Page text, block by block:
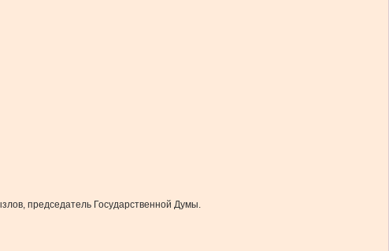
председатель Государственной Думы.